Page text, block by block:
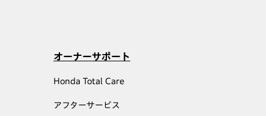
オーナーサポート
Honda Total Care
アフターサービス